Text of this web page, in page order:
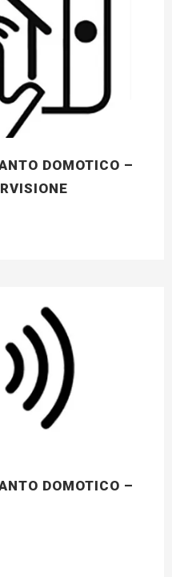
DOMOTICO –
DOMOTICO –